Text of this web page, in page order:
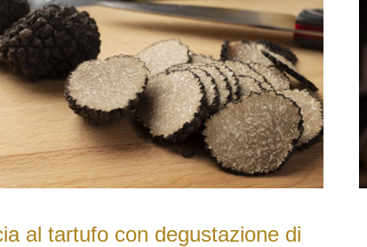
al tartufo con degustazione di